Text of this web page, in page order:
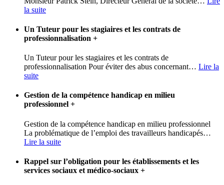
la suite
Un Tuteur pour les stagiaires et les contrats de
professionnalisation +
Un Tuteur pour les stagiaires et les contrats de
professionnalisation Pour éviter des abus concernant… Lire la
suite
Gestion de la compétence handicap en milieu
professionnel +
Gestion de la compétence handicap en milieu professionnel
La problématique de l’emploi des travailleurs handicapés…
Lire la suite
Rappel sur l’obligation pour les établissements et les
services sociaux et médico-sociaux +